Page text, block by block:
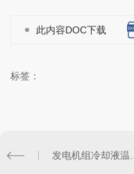
此内容DOC下载
标签：